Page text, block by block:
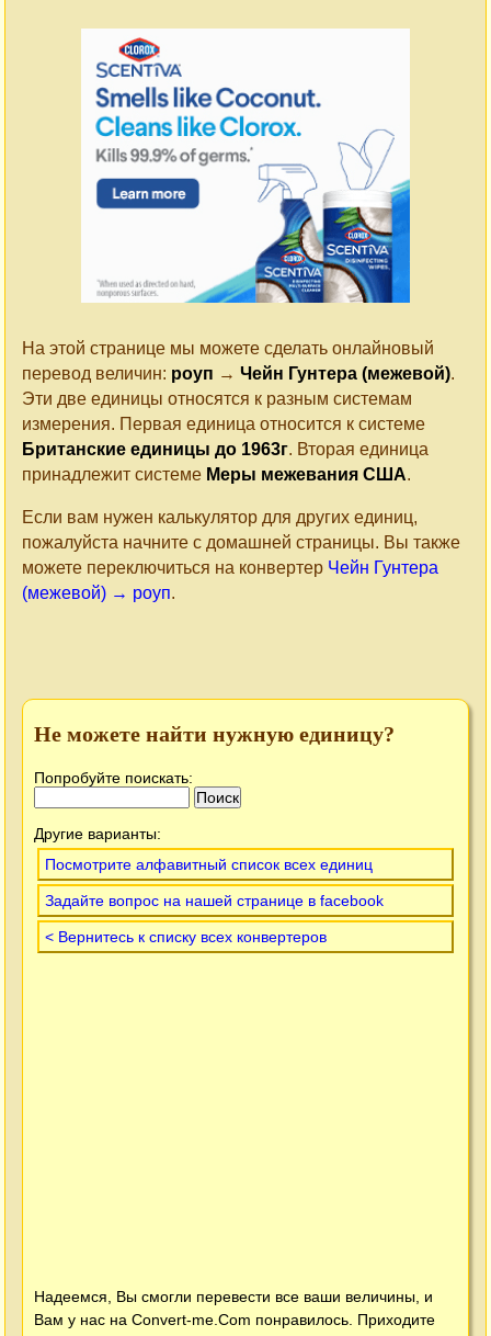
На этой странице мы можете сделать онлайновый
перевод величин: роуп → Чейн Гунтера (межевой).
Эти две единицы относятся к разным системам
измерения. Первая единица относится к системе
Британские единицы до 1963г. Вторая единица
принадлежит системе Меры межевания США.
Если вам нужен калькулятор для других единиц,
пожалуйста начните с домашней страницы. Вы также
можете переключиться на конвертер Чейн Гунтера
(межевой) → роуп.
Не можете найти нужную единицу?
Попробуйте поискать:
Другие варианты:
Посмотрите алфавитный список всех единиц
Задайте вопрос на нашей странице в facebook
< Вернитесь к списку всех конвертеров
Надеемся, Вы смогли перевести все ваши величины, и
Вам у нас на Convert-me.Com понравилось. Приходите